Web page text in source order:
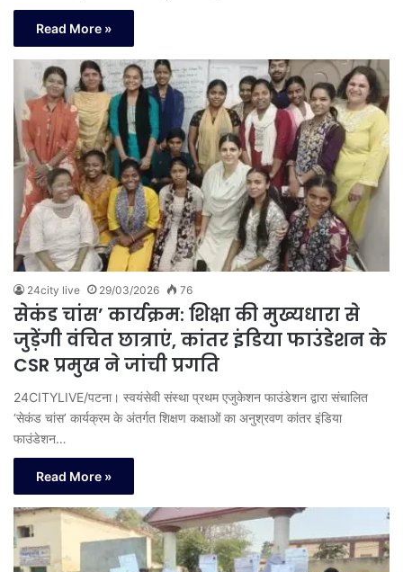
Read More »
24city live 29/03/2026 76
सेकंड चांस’ कार्यक्रम: शिक्षा की मुख्यधारा से
जुड़ेंगी वंचित छात्राएं, कांतर इंडिया फाउंडेशन के
CSR प्रमुख ने जांची प्रगति
24CITYLIVE/पटना। स्वयंसेवी संस्था प्रथम एजुकेशन फाउंडेशन द्वारा संचालित
‘सेकंड चांस’ कार्यक्रम के अंतर्गत शिक्षण कक्षाओं का अनुश्रवण कांतर इंडिया
फाउंडेशन…
Read More »